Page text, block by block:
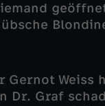
Gernot
Dr. Graf